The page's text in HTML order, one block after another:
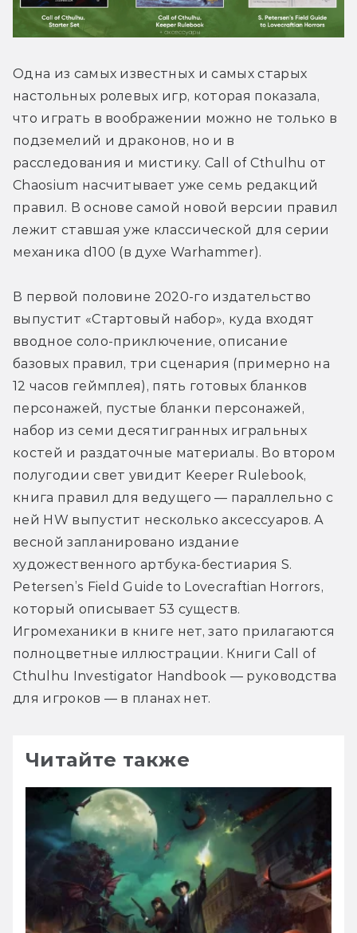
Одна из самых известных и самых старых
настольных ролевых игр, которая показала,
что играть в воображении можно не только в
подземелий и драконов, но и в
расследования и мистику. Call of Cthulhu от
Chaosium насчитывает уже семь редакций
правил. В основе самой новой версии правил
лежит ставшая уже классической для серии
механика d100 (в духе Warhammer).
В первой половине 2020-го издательство
выпустит «Стартовый набор», куда входят
вводное соло-приключение, описание
базовых правил, три сценария (примерно на
12 часов геймплея), пять готовых бланков
персонажей, пустые бланки персонажей,
набор из семи десятигранных игральных
костей и раздаточные материалы. Во втором
полугодии свет увидит Keeper Rulebook,
книга правил для ведущего — параллельно с
ней HW выпустит несколько аксессуаров. А
весной запланировано издание
художественного артбука-бестиария S.
Petersen’s Field Guide to Lovecraftian Horrors,
который описывает 53 существ.
Игромеханики в книге нет, зато прилагаются
полноцветные иллюстрации. Книги Call of
Cthulhu Investigator Handbook — руководства
для игроков — в планах нет.
Читайте также